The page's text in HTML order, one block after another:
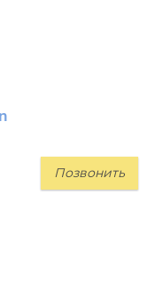
Позвонить